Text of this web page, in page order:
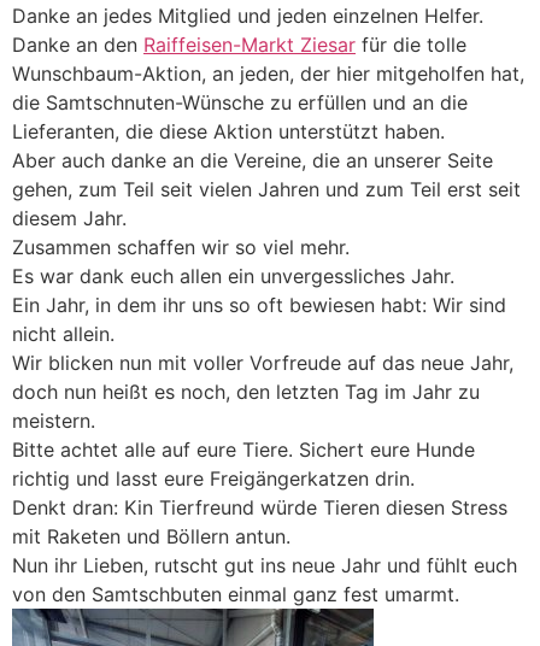
Danke an jedes Mitglied und jeden einzelnen Helfer.
Danke an den Raiffeisen-Markt Ziesar für die tolle
Wunschbaum-Aktion, an jeden, der hier mitgeholfen hat,
die Samtschnuten-Wünsche zu erfüllen und an die
Lieferanten, die diese Aktion unterstützt haben.
Aber auch danke an die Vereine, die an unserer Seite
gehen, zum Teil seit vielen Jahren und zum Teil erst seit
diesem Jahr.
Zusammen schaffen wir so viel mehr.
Es war dank euch allen ein unvergessliches Jahr.
Ein Jahr, in dem ihr uns so oft bewiesen habt: Wir sind
nicht allein.
Wir blicken nun mit voller Vorfreude auf das neue Jahr,
doch nun heißt es noch, den letzten Tag im Jahr zu
meistern.
Bitte achtet alle auf eure Tiere. Sichert eure Hunde
richtig und lasst eure Freigängerkatzen drin.
Denkt dran: Kin Tierfreund würde Tieren diesen Stress
mit Raketen und Böllern antun.
Nun ihr Lieben, rutscht gut ins neue Jahr und fühlt euch
von den Samtschbuten einmal ganz fest umarmt.